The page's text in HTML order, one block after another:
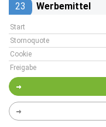
23 Werbemittel
Start
Stornoquote
Cookie
Freigabe